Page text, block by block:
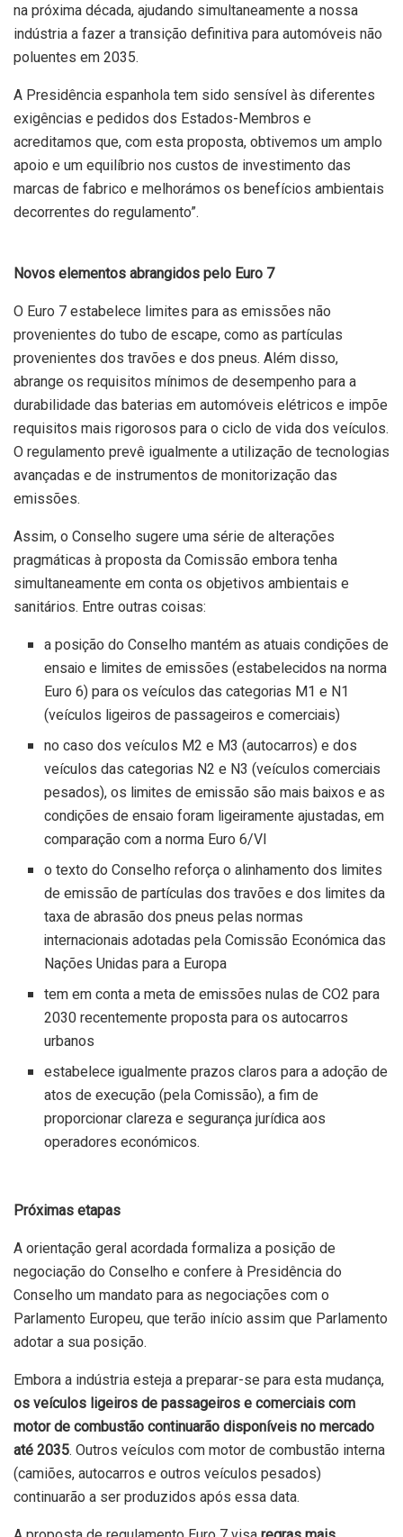
na próxima década, ajudando simultaneamente a nossa
indústria a fazer a transição definitiva para automóveis não
poluentes em 2035.
A Presidência espanhola tem sido sensível às diferentes
exigências e pedidos dos Estados-Membros e
acreditamos que, com esta proposta, obtivemos um amplo
apoio e um equilíbrio nos custos de investimento das
marcas de fabrico e melhorámos os benefícios ambientais
decorrentes do regulamento”.
Novos elementos abrangidos pelo Euro 7
O Euro 7 estabelece limites para as emissões não
provenientes do tubo de escape, como as partículas
provenientes dos travões e dos pneus. Além disso,
abrange os requisitos mínimos de desempenho para a
durabilidade das baterias em automóveis elétricos e impõe
requisitos mais rigorosos para o ciclo de vida dos veículos.
O regulamento prevê igualmente a utilização de tecnologias
avançadas e de instrumentos de monitorização das
emissões.
Assim, o Conselho sugere uma série de alterações
pragmáticas à proposta da Comissão embora tenha
simultaneamente em conta os objetivos ambientais e
sanitários. Entre outras coisas:
a posição do Conselho mantém as atuais condições de
ensaio e limites de emissões (estabelecidos na norma
Euro 6) para os veículos das categorias M1 e N1
(veículos ligeiros de passageiros e comerciais)
no caso dos veículos M2 e M3 (autocarros) e dos
veículos das categorias N2 e N3 (veículos comerciais
pesados), os limites de emissão são mais baixos e as
condições de ensaio foram ligeiramente ajustadas, em
comparação com a norma Euro 6/VI
o texto do Conselho reforça o alinhamento dos limites
de emissão de partículas dos travões e dos limites da
taxa de abrasão dos pneus pelas normas
internacionais adotadas pela Comissão Económica das
Nações Unidas para a Europa
tem em conta a meta de emissões nulas de CO2 para
2030 recentemente proposta para os autocarros
urbanos
estabelece igualmente prazos claros para a adoção de
atos de execução (pela Comissão), a fim de
proporcionar clareza e segurança jurídica aos
operadores económicos.
Próximas etapas
A orientação geral acordada formaliza a posição de
negociação do Conselho e confere à Presidência do
Conselho um mandato para as negociações com o
Parlamento Europeu, que terão início assim que Parlamento
adotar a sua posição.
Embora a indústria esteja a preparar-se para esta mudança,
os veículos ligeiros de passageiros e comerciais com
motor de combustão continuarão disponíveis no mercado
até 2035. Outros veículos com motor de combustão interna
(camiões, autocarros e outros veículos pesados)
continuarão a ser produzidos após essa data.